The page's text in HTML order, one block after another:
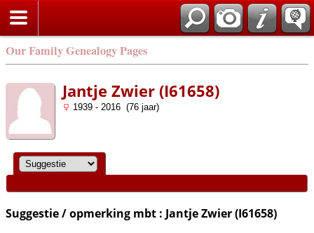
Our Family Genealogy Pages
Jantje Zwier (I61658)
1939 - 2016 (76 jaar)
Suggestie / opmerking mbt : Jantje Zwier (I61658)